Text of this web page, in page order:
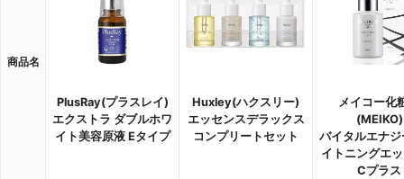
商品名
PlusRay(プラスレイ)
エクストラ ダブルホワ
イト美容原液 Eタイプ
Huxley(ハクスリー)
エッセンスデラックス
コンプリートセット
メイコー化
(MEIKO)
バイタルエナジ
イトニングエ
Cプラス